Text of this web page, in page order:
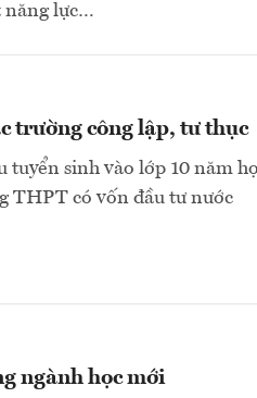
năng lực…
trường công lập, tư thục
tuyển sinh vào lớp 10 năm
THPT có vốn đầu tư nước
ngành học mới